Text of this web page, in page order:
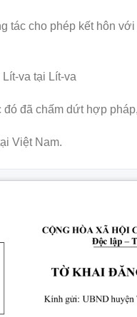
tác cho phép kết hôn
va tại Lít-va
đã chấm dứt hợp
Việt Nam.